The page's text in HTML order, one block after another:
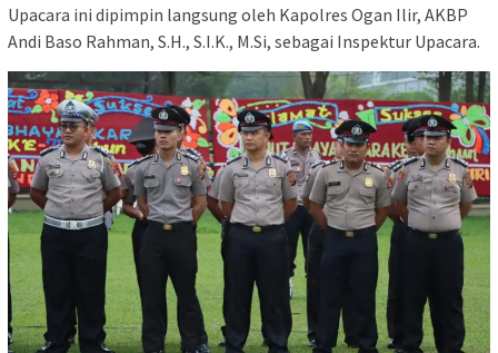
Upacara ini dipimpin langsung oleh Kapolres Ogan Ilir, AKBP
Andi Baso Rahman, S.H., S.I.K., M.Si, sebagai Inspektur Upacara.